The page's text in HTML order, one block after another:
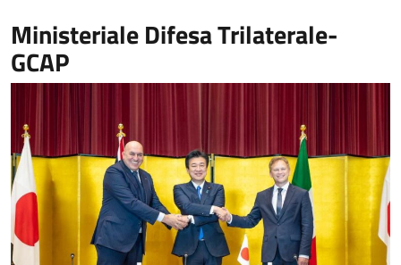
Ministeriale Difesa Trilaterale-
GCAP